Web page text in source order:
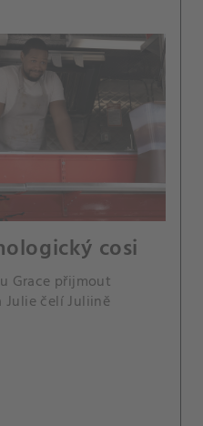
cosi
Grace přijmout
Julie čelí Juliině